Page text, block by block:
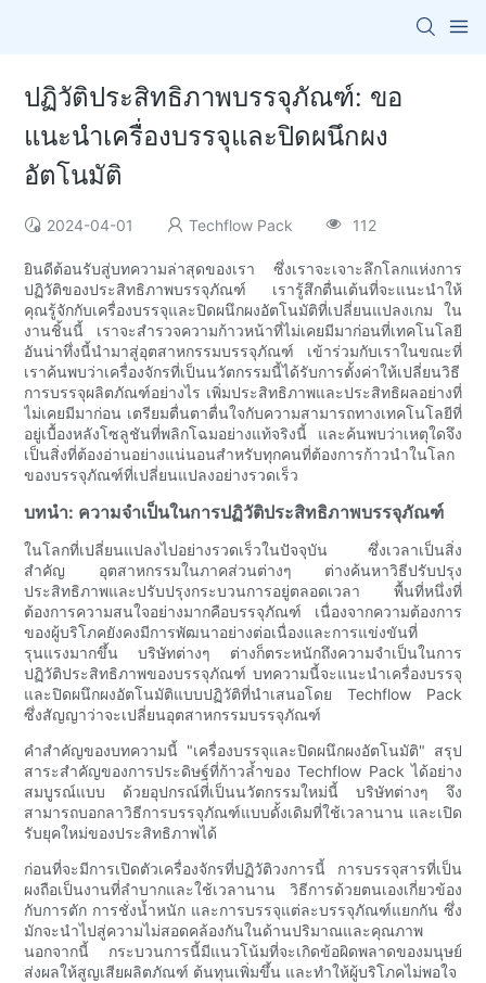
ปฏิวัติประสิทธิภาพบรรจุภัณฑ์: ขอ
แนะนำเครื่องบรรจุและปิดผนึกผง
อัตโนมัติ
2024-04-01 Techflow Pack 112
ยินดีต้อนรับสู่บทความล่าสุดของเรา ซึ่งเราจะเจาะลึกโลกแห่งการ
ปฏิวัติของประสิทธิภาพบรรจุภัณฑ์ เรารู้สึกตื่นเต้นที่จะแนะนำให้
คุณรู้จักกับเครื่องบรรจุและปิดผนึกผงอัตโนมัติที่เปลี่ยนแปลงเกม ใน
งานชิ้นนี้ เราจะสำรวจความก้าวหน้าที่ไม่เคยมีมาก่อนที่เทคโนโลยี
อันน่าทึ่งนี้นำมาสู่อุตสาหกรรมบรรจุภัณฑ์ เข้าร่วมกับเราในขณะที่
เราค้นพบว่าเครื่องจักรที่เป็นนวัตกรรมนี้ได้รับการตั้งค่าให้เปลี่ยนวิธี
การบรรจุผลิตภัณฑ์อย่างไร เพิ่มประสิทธิภาพและประสิทธิผลอย่างที่
ไม่เคยมีมาก่อน เตรียมตื่นตาตื่นใจกับความสามารถทางเทคโนโลยีที่
อยู่เบื้องหลังโซลูชันที่พลิกโฉมอย่างแท้จริงนี้ และค้นพบว่าเหตุใดจึง
เป็นสิ่งที่ต้องอ่านอย่างแน่นอนสำหรับทุกคนที่ต้องการก้าวนำในโลก
ของบรรจุภัณฑ์ที่เปลี่ยนแปลงอย่างรวดเร็ว
บทนำ: ความจำเป็นในการปฏิวัติประสิทธิภาพบรรจุภัณฑ์
ในโลกที่เปลี่ยนแปลงไปอย่างรวดเร็วในปัจจุบัน ซึ่งเวลาเป็นสิ่ง
สำคัญ อุตสาหกรรมในภาคส่วนต่างๆ ต่างค้นหาวิธีปรับปรุง
ประสิทธิภาพและปรับปรุงกระบวนการอยู่ตลอดเวลา พื้นที่หนึ่งที่
ต้องการความสนใจอย่างมากคือบรรจุภัณฑ์ เนื่องจากความต้องการ
ของผู้บริโภคยังคงมีการพัฒนาอย่างต่อเนื่องและการแข่งขันที่
รุนแรงมากขึ้น บริษัทต่างๆ ต่างก็ตระหนักถึงความจำเป็นในการ
ปฏิวัติประสิทธิภาพของบรรจุภัณฑ์ บทความนี้จะแนะนำเครื่องบรรจุ
และปิดผนึกผงอัตโนมัติแบบปฏิวัติที่นำเสนอโดย Techflow Pack
ซึ่งสัญญาว่าจะเปลี่ยนอุตสาหกรรมบรรจุภัณฑ์
คำสำคัญของบทความนี้ "เครื่องบรรจุและปิดผนึกผงอัตโนมัติ" สรุป
สาระสำคัญของการประดิษฐ์ที่ก้าวล้ำของ Techflow Pack ได้อย่าง
สมบูรณ์แบบ ด้วยอุปกรณ์ที่เป็นนวัตกรรมใหม่นี้ บริษัทต่างๆ จึง
สามารถบอกลาวิธีการบรรจุภัณฑ์แบบดั้งเดิมที่ใช้เวลานาน และเปิด
รับยุคใหม่ของประสิทธิภาพได้
ก่อนที่จะมีการเปิดตัวเครื่องจักรที่ปฏิวัติวงการนี้ การบรรจุสารที่เป็น
ผงถือเป็นงานที่ลำบากและใช้เวลานาน วิธีการด้วยตนเองเกี่ยวข้อง
กับการตัก การชั่งน้ำหนัก และการบรรจุแต่ละบรรจุภัณฑ์แยกกัน ซึ่ง
มักจะนำไปสู่ความไม่สอดคล้องกันในด้านปริมาณและคุณภาพ
นอกจากนี้ กระบวนการนี้มีแนวโน้มที่จะเกิดข้อผิดพลาดของมนุษย์
ส่งผลให้สูญเสียผลิตภัณฑ์ ต้นทุนเพิ่มขึ้น และทำให้ผู้บริโภคไม่พอใจ